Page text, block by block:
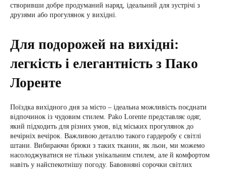
створивши добре продуманий наряд, ідеальний для зустрічі з
друзями або прогулянок у вихідні.
Для подорожей на вихідні:
легкість і елегантність з Пако
Лоренте
Поїздка вихідного дня за місто – ідеальна можливість поєднати
відпочинок із чудовим стилем. Pako Lorente представляє одяг,
який підходить для різних умов, від міських прогулянок до
вечірніх вечірок. Важливою деталлю такого гардеробу є світлі
штани. Вибираючи брюки з таких тканин, як льон, ми можемо
насолоджуватися не тільки унікальним стилем, але й комфортом
навіть у найспекотнішу погоду. Бавовняні сорочки світлих